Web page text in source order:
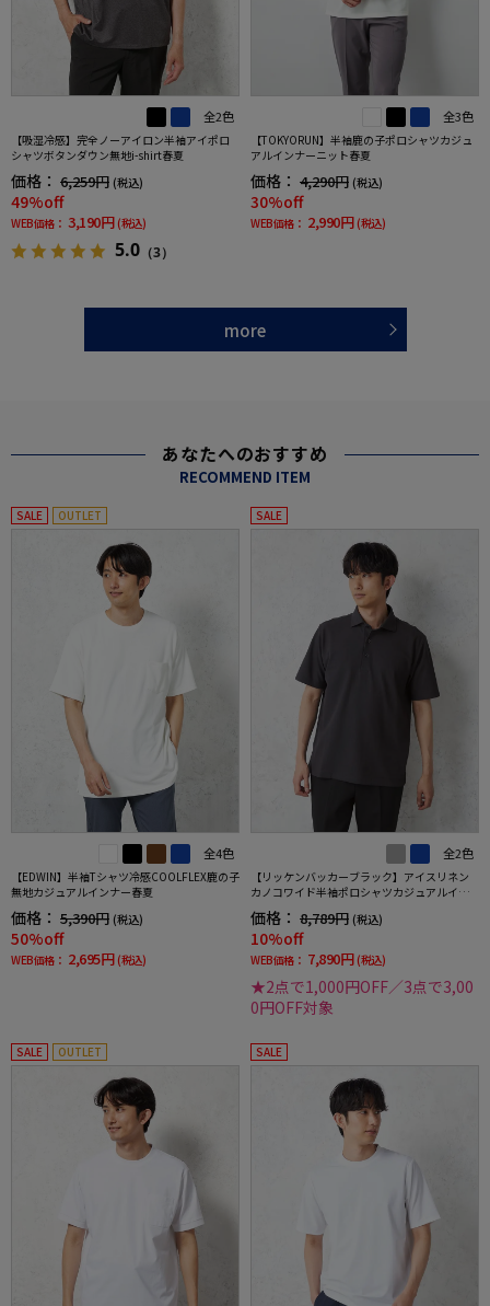
全2色
【吸湿冷感】完全ノーアイロン半袖アイポロ
シャツボタンダウン無地i-shirt春夏
価格： 6,259円 (税込)
49%off
WEB価格： 3,190円 (税込)
5.0 （3）
全3色
【TOKYORUN】半袖鹿の子ポロシャツカジュ
アルインナーニット春夏
価格： 4,290円 (税込)
30%off
WEB価格： 2,990円 (税込)
more
あなたへのおすすめ
RECOMMEND ITEM
SALE OUTLET
全4色
【EDWIN】半袖Tシャツ冷感COOLFLEX鹿の子
無地カジュアルインナー春夏
価格： 5,390円 (税込)
50%off
WEB価格： 2,695円 (税込)
SALE
全2色
【リッケンバッカーブラック】アイスリネン
カノコワイド半袖ポロシャツカジュアルイン
ナー吸汗速乾接触冷感春夏
価格： 8,789円 (税込)
10%off
WEB価格： 7,890円 (税込)
★2点で1,000円OFF／3点で3,00
0円OFF対象
SALE OUTLET SALE